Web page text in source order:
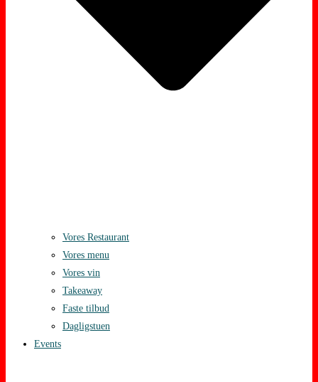
Vores Restaurant
Vores menu
Vores vin
Takeaway
Faste tilbud
Dagligstuen
Events